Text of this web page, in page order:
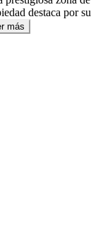
destaca por su
más